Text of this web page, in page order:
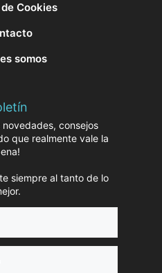
Cookies
somos
novedades, consejos
que realmente vale la
siempre al tanto de lo